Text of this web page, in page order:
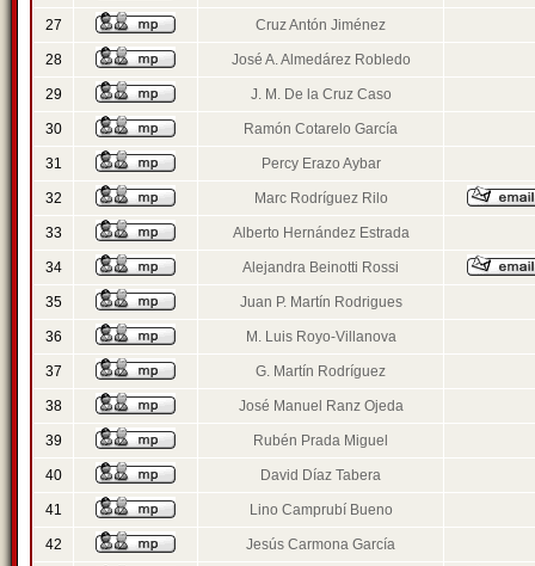
27 Cruz Antón Jiménez
28 José A. Almedárez Robledo
29 J. M. De la Cruz Caso
30 Ramón Cotarelo García
31 Percy Erazo Aybar
32 Marc Rodríguez Rilo
33 Alberto Hernández Estrada
34 Alejandra Beinotti Rossi
35 Juan P. Martín Rodrigues
36 M. Luis Royo-Villanova
37 G. Martín Rodríguez
38 José Manuel Ranz Ojeda
39 Rubén Prada Miguel
40 David Díaz Tabera
41 Lino Camprubí Bueno
42 Jesús Carmona García